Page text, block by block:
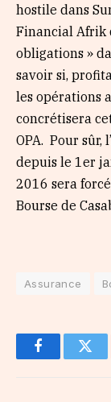
hostile dans
Financial Afrik
obligations »
savoir si,
les opérations
concrétisera
OPA. Pour sûr,
depuis le 1er
2016 sera
Bourse de
Assurance
Facebook